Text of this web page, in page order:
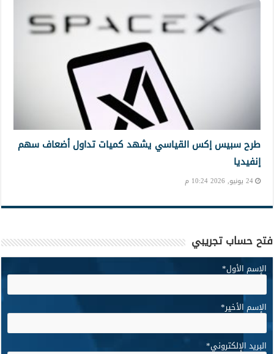
طرح سبيس إكس القياسي يشهد كميات تداول أضعاف سهم
إنفيديا
24 يونيو, 2026 10:24 م
فتح حساب تجريبي
الإسم الأول*
الإسم الأخير*
البريد الإلكتروني*